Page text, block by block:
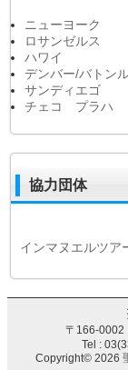
ニューヨーク
ロサンゼルス
ハワイ
デンバー/バトン
サンディエゴ
チェコ プラハ
協力団体
インマヌエルツア
〒166-0002
Tel :
Copyright© 2026